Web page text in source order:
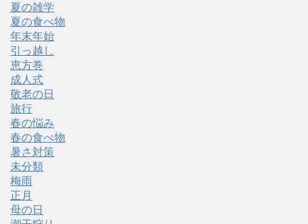
夏の雑学
夏の食べ物
年末年始
引っ越し
恵方巻
成人式
敬老の日
旅行
春の悩み
春の食べ物
暑さ対策
未分類
梅雨
正月
母の日